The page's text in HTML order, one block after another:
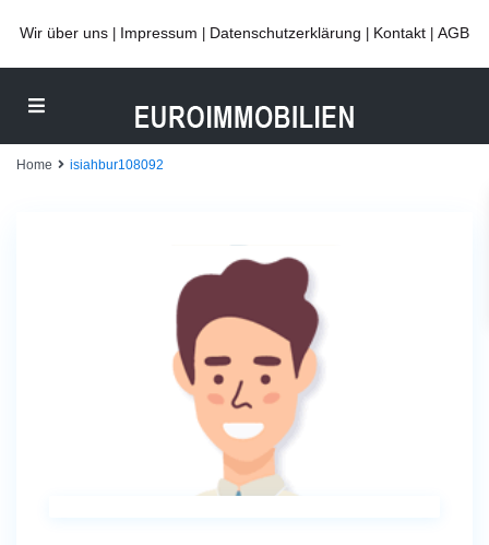
Wir über uns Impressum Datenschutzerklärung Kontakt AGB
Home isiahbur108092